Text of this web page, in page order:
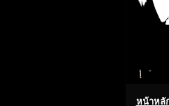
หน้าหลั